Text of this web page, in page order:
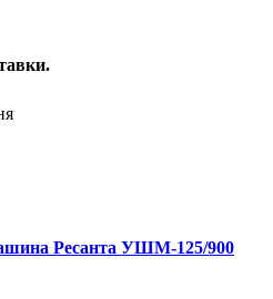
Ресанта УШМ-125/900